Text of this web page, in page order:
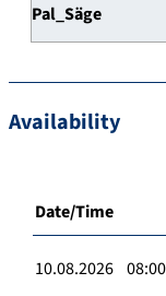
Pal_Säge
Availability
Date/Time
10.08.2026